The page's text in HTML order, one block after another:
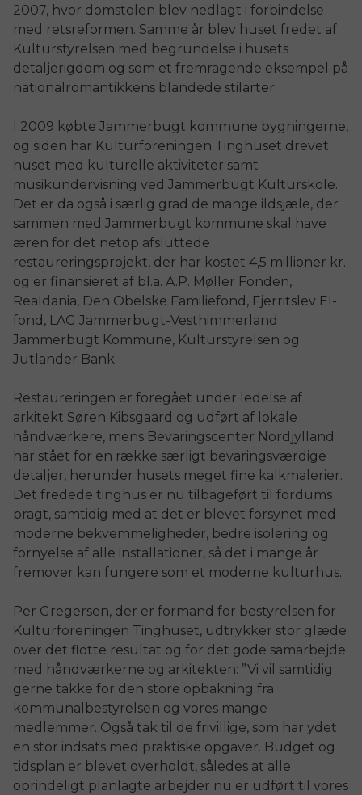
2007, hvor domstolen blev nedlagt i forbindelse
med retsreformen. Samme år blev huset fredet af
Kulturstyrelsen med begrundelse i husets
detaljerigdom og som et fremragende eksempel på
nationalromantikkens blandede stilarter.
I 2009 købte Jammerbugt kommune bygningerne,
og siden har Kulturforeningen Tinghuset drevet
huset med kulturelle aktiviteter samt
musikundervisning ved Jammerbugt Kulturskole.
Det er da også i særlig grad de mange ildsjæle, der
sammen med Jammerbugt kommune skal have
æren for det netop afsluttede
restaureringsprojekt, der har kostet 4,5 millioner kr.
og er finansieret af bl.a. A.P. Møller Fonden,
Realdania, Den Obelske Familiefond, Fjerritslev El-
fond, LAG Jammerbugt-Vesthimmerland
Jammerbugt Kommune, Kulturstyrelsen og
Jutlander Bank.
Restaureringen er foregået under ledelse af
arkitekt Søren Kibsgaard og udført af lokale
håndværkere, mens Bevaringscenter Nordjylland
har stået for en række særligt bevaringsværdige
detaljer, herunder husets meget fine kalkmalerier.
Det fredede tinghus er nu tilbageført til fordums
pragt, samtidig med at det er blevet forsynet med
moderne bekvemmeligheder, bedre isolering og
fornyelse af alle installationer, så det i mange år
fremover kan fungere som et moderne kulturhus.
Per Gregersen, der er formand for bestyrelsen for
Kulturforeningen Tinghuset, udtrykker stor glæde
over det flotte resultat og for det gode samarbejde
med håndværkerne og arkitekten: ”Vi vil samtidig
gerne takke for den store opbakning fra
kommunalbestyrelsen og vores mange
medlemmer. Også tak til de frivillige, som har ydet
en stor indsats med praktiske opgaver. Budget og
tidsplan er blevet overholdt, således at alle
oprindeligt planlagte arbejder nu er udført til vores